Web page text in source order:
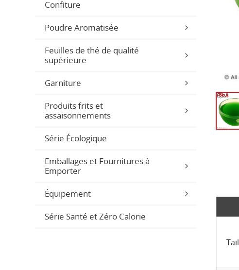
Confiture
Poudre Aromatisée
Feuilles de thé de qualité
supérieure
Garniture
Produits frits et
assaisonnements
Série Écologique
Emballages et Fournitures à
Emporter
Équipement
Série Santé et Zéro Calorie